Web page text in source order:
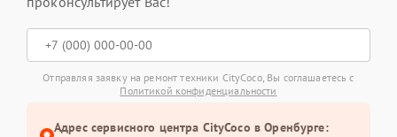
Отправляя заявку на ремонт техники CityCoco, Вы соглашаетесь с
Политикой конфиденциальности
Адрес сервисного центра CityCoco в Оренбурге: